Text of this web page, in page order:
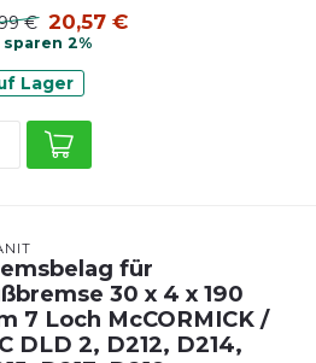
€ 20,57 €
sparen 2%
Lager
für
30 x 4 x 190
7 Loch McCORMICK /
DLD 2, D212, D214,